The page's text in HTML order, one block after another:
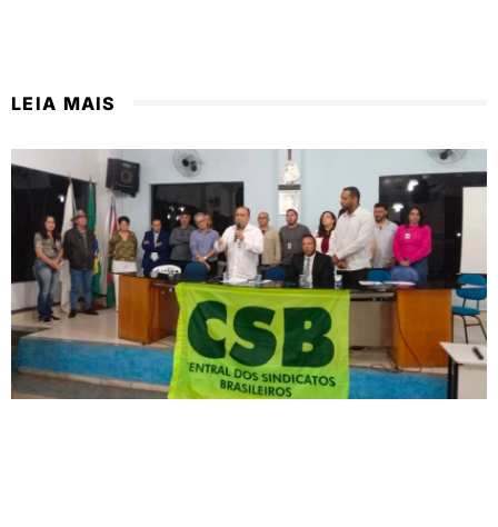
LEIA MAIS